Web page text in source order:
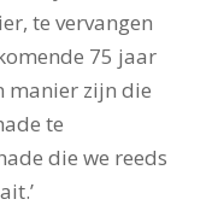
te vervangen
75 jaar
manier zijn die
te
die we reeds